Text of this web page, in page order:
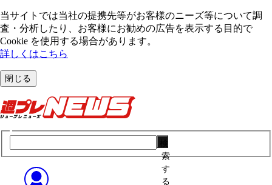
当サイトでは当社の提携先等がお客様のニーズ等について調
査・分析したり、お客様にお勧めの広告を表⽰する⽬的で
Cookie を使⽤する場合があります。
詳しくはこちら
閉じる
索
す
る